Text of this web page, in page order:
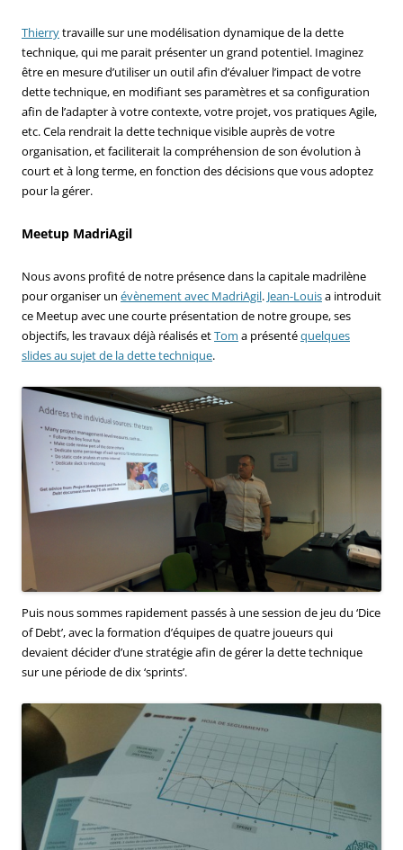
Thierrytravaille sur une modélisation dynamique de la dette
technique, qui me parait présenter un grand potentiel. Imaginez
être en mesure d’utiliser un outil afin d’évaluer l’impact de votre
dette technique, en modifiant ses paramètres et sa configuration
afin de l’adapter à votre contexte, votre projet, vos pratiques Agile,
etc. Cela rendrait la dette technique visible auprès de votre
organisation, et faciliterait la compréhension de son évolution à
court et à long terme, en fonction des décisions que vous adoptez
pour la gérer.
Meetup MadriAgil
Nous avons profité de notre présence dans la capitale madrilène
pour organiser un évènement avec MadriAgil. Jean-Louisa introduit
ce Meetup avec une courte présentation de notre groupe, ses
objectifs, les travaux déjà réalisés etTom a présentéquelques
slides au sujet de la dette technique.
Puis nous sommes rapidement passés à une session de jeu du ‘Dice
of Debt’, avec la formation d’équipes de quatre joueurs qui
devaient décider d’une stratégie afin de gérer la dette technique
sur une période de dix ‘sprints’.